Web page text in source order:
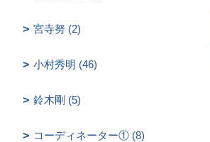
宮寺努 (2)
小村秀明 (46)
鈴木剛 (5)
コーディネーター① (8)